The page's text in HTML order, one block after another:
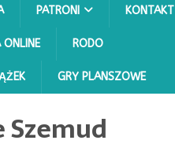
PATRONI KONTAKT
ONLINE RODO
GRY PLANSZOWE